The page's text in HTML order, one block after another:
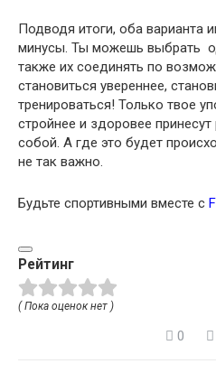
Подводя итоги, оба варианта
минусы. Ты можешь выбрать
также их соединять по
становиться увереннее,
тренироваться! Только твое
стройнее и здоровее
собой. А где это будет
не так важно.
Будьте спортивными вместе с
Рейтинг
( Пока оценок нет )
0